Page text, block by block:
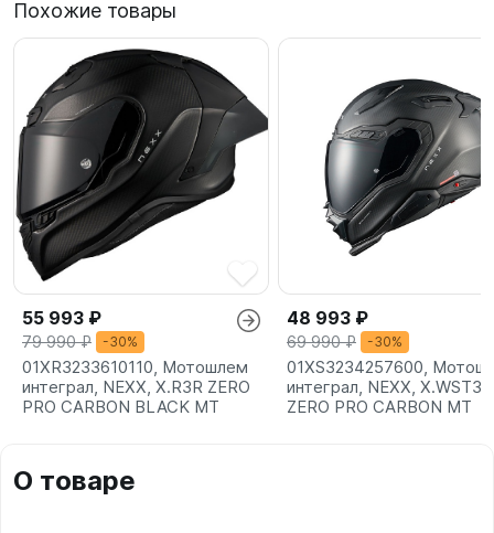
Похожие товары
55 993 ₽
79 990 ₽ -30%
01XR3233610110, Мотошлем
интеграл, NEXX, X.R3R ZERO
PRO CARBON BLACK MT
48 993 ₽
69 990 ₽ -30%
01XS3234257600,
интеграл, NEXX, X.WST3
ZERO PRO CARBON MT
О товаре